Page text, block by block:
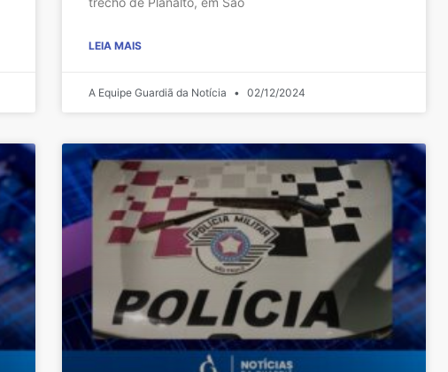
LEIA MAIS
A Equipe Guardiã da Notícia 02/12/2024